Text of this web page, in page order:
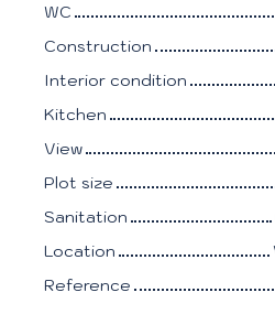
WC
Construction
Interior condition
Kitchen
View
Plot size
Sanitation
Location
Reference